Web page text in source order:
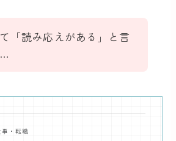
「読み応えがある」と言
事・転職